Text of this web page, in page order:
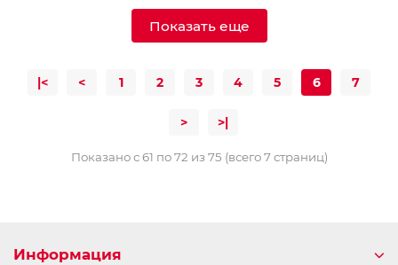
Показать еще
|< < 1 2 3 4 5 6 7
> >|
Показано с 61 по 72 из 75 (всего 7 страниц)
Информация